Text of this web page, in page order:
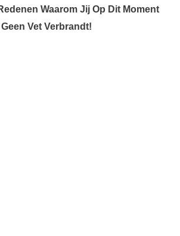
Waarom Jij Op Dit Moment
Geen Vet Verbrandt!